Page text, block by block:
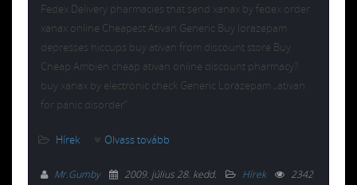
Fedex Delivery pharmacies that send xanax by fedex order
xanax online Cheapest Ativan Generic Buy lorazepam
depresses hiccups buy ativan from discount store Buy
Cheap Ambien cheap ativan online discount pharmacy?
buy xanax by electronic check Generic Lorazepam „ativan
for panic disorder”
Hírek Olvass tovább
Mr.Gumby 2009. július 28. kedd. Hírek
2342